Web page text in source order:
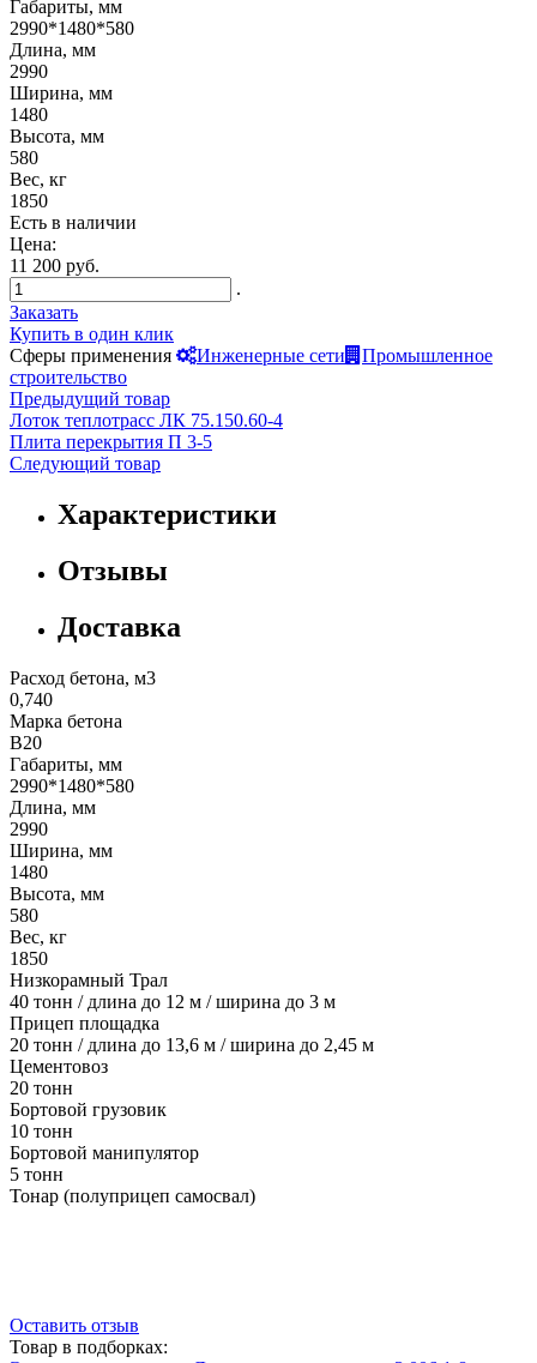
Габариты, мм
2990*1480*580
Длина, мм
2990
Ширина, мм
1480
Высота, мм
580
Вес, кг
1850
Есть в наличии
Цена:
11 200 руб.
.
Заказать
Купить в один клик
Сферы применения
Инженерные сети
Промышленное
строительство
Предыдущий товар
Лоток теплотрасс ЛК 75.150.60-4
Плита перекрытия П 3-5
Следующий товар
Характеристики
Отзывы
Доставка
Расход бетона, м3
0,740
Марка бетона
В20
Габариты, мм
2990*1480*580
Длина, мм
2990
Ширина, мм
1480
Высота, мм
580
Вес, кг
1850
Низкорамный Трал
40 тонн / длина до 12 м / ширина до 3 м
Прицеп площадка
20 тонн / длина до 13,6 м / ширина до 2,45 м
Цементовоз
20 тонн
Бортовой грузовик
10 тонн
Бортовой манипулятор
5 тонн
Тонар (полуприцеп самосвал)
Оставить отзыв
Товар в подборках: